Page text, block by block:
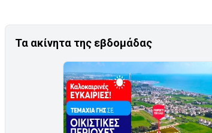
Τα ακίνητα της εβδομάδας